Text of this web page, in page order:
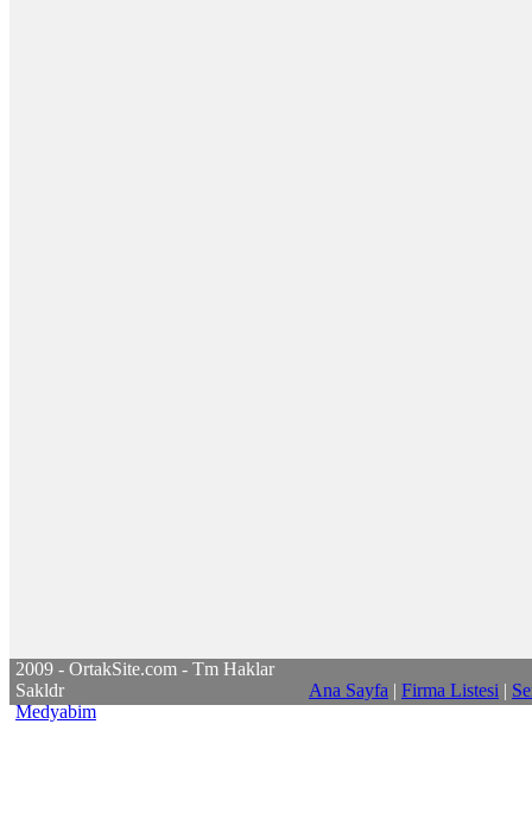
2009 - OrtakSite.com - Tm Haklar
Sakldr
Medyabim
Ana Sayfa | Firma Listesi |